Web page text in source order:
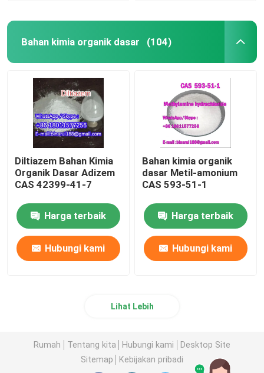
Bahan kimia organik dasar (104)
Diltiazem Bahan Kimia
Organik Dasar Adizem
CAS 42399-41-7
Harga terbaik
Hubungi kami
Bahan kimia organik
dasar Metil-amonium
CAS 593-51-1
Harga terbaik
Hubungi kami
Lihat Lebih
Rumah Tentang kita Hubungi kami
Desktop Site
Sitemap
Kebijakan pribadi